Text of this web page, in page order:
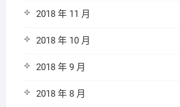
2018 年 11 月
2018 年 10 月
2018 年 9 月
2018 年 8 月